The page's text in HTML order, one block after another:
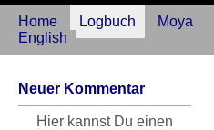
Home Logbuch Moya
English
Neuer Kommentar
Hier kannst Du einen